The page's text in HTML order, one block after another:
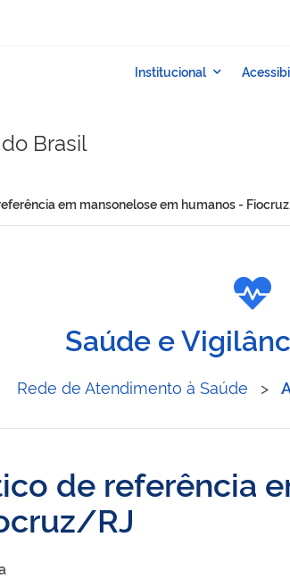
Brasil
em mansonelose em humanos -
Saúde e
Rede de Atendimento à Saúde >
de referência
RJ